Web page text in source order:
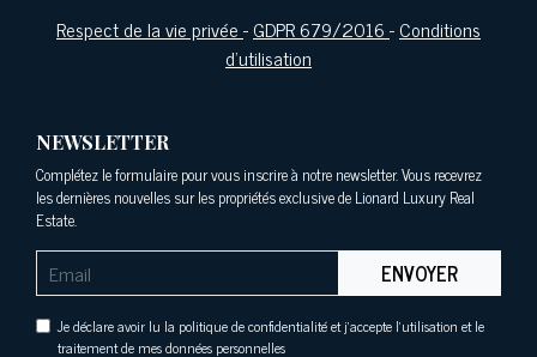
Respect de la vie privée-GDPR 679/2016-Conditions
d'utilisation
NEWSLETTER
Complétez le formulaire pour vous inscrire à notre newsletter. Vous recevrez
les dernières nouvelles sur les propriétés exclusive de Lionard Luxury Real
Estate.
ENVOYER
Je déclare avoir lu la politique de confidentialité et j'accepte l'utilisation et le
traitement de mes données personnelles